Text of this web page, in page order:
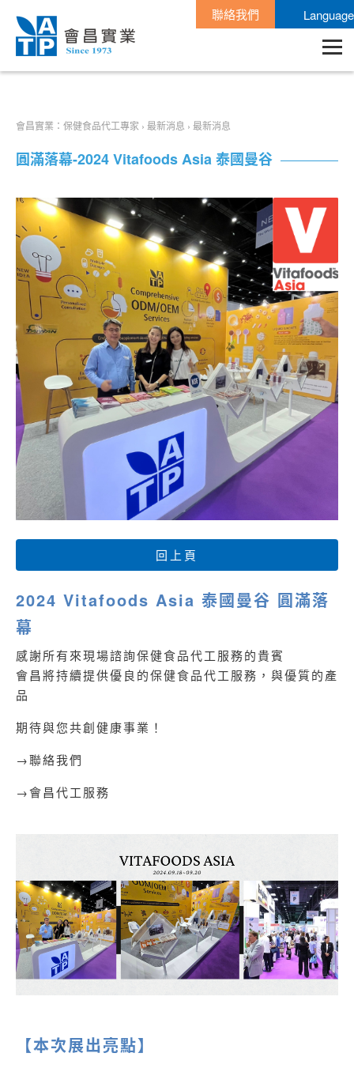
Language
聯絡我們
會昌實業：保健食品代工專家 › 最新消息 › 最新消息
圓滿落幕-2024 Vitafoods Asia 泰國曼谷
回上頁
2024 Vitafoods Asia 泰國曼谷 圓滿落
幕
感謝所有來現場諮詢保健食品代工服務的貴賓
會昌將持續提供優良的保健食品代工服務，與優質的產
品
期待與您共創健康事業！
→聯絡我們
→會昌代工服務
【本次展出亮點】